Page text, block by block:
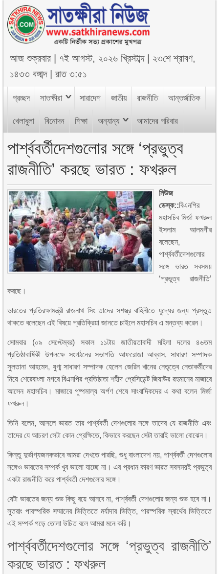
আজশুক্রবার ৭ই আগস্ট, ২০২৬ খ্রিস্টাব্দ| ২৩শে শ্রাবণ,
১৪৩৩ বঙ্গাব্দ|রাত ৩:৫১
প্রচ্ছদ সাতক্ষীরা সারাদেশ জাতীয় রাজনীতি আন্তর্জাতিক
খেলাধুলা বিনোদন শিক্ষা অন্যান্য আমাদের পরিবার
পার্শ্ববর্তীদেশগুলোর সঙ্গে ‘প্রভুত্ব
রাজনীতি’ করছে ভারত : ফখরুল
নিউজ
ডেস্ক::বিএনপির
মহাসচিব মির্জা ফখরুল
ইসলাম আলমগীর
বলেছেন,
পার্শ্ববর্তীদেশগুলোর
সঙ্গে ভারত সবসময়
‘প্রভুত্ব রাজনীতি’
করছে।
ভারতের প্রতিরক্ষামন্ত্রী রাজনাথ সিং তাদের সশস্ত্র বাহিনীতে যুদ্ধের জন্য প্রস্তুত
থাকতে বলেছেন এই বিষয়ে প্রতিক্রিয়া জানতে চাইলে মহাসচিব এ মন্তব্য করেন।
সোমবার (০৯ সেপ্টেম্বর) সকাল ১১টায় জাতীয়তাবাদী মহিলা দলের ৪৬তম
প্রতিষ্ঠাবার্ষিকী উপলক্ষে সংগঠনের সভাপতি আফরোজা আব্বাস, সাধারণ সম্পাদক
সুলতানা আহমেদ, যুগ্ম সাধারণ সম্পাদক হেলেন জেরিন খানের নেতৃত্বে নেতাকর্মীদের
নিয়ে শেরেবাংলা নগরে বিএনপির প্রতিষ্ঠাতা শহীদ প্রেসিডেন্ট জিয়াউর রহমানের মাজারে
আসেন মহাসচিব। মাজারে পুষ্পমাল্য অর্পণ শেষে সাংবাদিকদের এ কথা বলেন মির্জা
ফখরুল।
তিনি বলেন, আসলে ভারত তার পার্শ্ববর্তী দেশগুলোর সঙ্গে তাদের যে রাজনীতি এবং
তাদের যে আচরণ সেটা কোন প্রেক্ষিতে, কিভাবে করছেন সেটা তারাই ভালো বোঝেন।
কিন্তু দুর্ভাগ্যজনকভাবে আমরা দেখতে পারছি, শুধু বাংলাদেশ নয়, পার্শ্ববর্তী দেশগুলোর
সঙ্গেও ভারতের সম্পর্ক খুব ভালো যাচ্ছে না। এর প্রধান কারণ ভারত সবসময়ই প্রভুত্ব
একটা রাজনীতি করে পার্শ্ববর্তী দেশগুলোর সঙ্গে।
যেটা ভারতের জন্য শুভ কিছু বয়ে আনবে না, পার্শ্ববর্তী দেশগুলোর জন্য শুভ হবে না।
সুতরাং পারস্পরিক সম্মানের ভিত্তিতে মর্যাদার ভিত্তি, পারস্পরিক স্বার্থের ভিত্তিতে
এই সম্পর্ক গড়ে তোলা উচিত বলে আমরা মনে করি।
পার্শ্ববর্তীদেশগুলোর সঙ্গে ‘প্রভুত্ব রাজনীতি’
করছে ভারত : ফখরুল